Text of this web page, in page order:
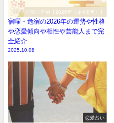
宿曜占星術【2026年（令和8年）】
宿曜・危宿の2026年の運勢や性格
や恋愛傾向や相性や芸能人まで完
全紹介
2025.10.08
恋愛占い